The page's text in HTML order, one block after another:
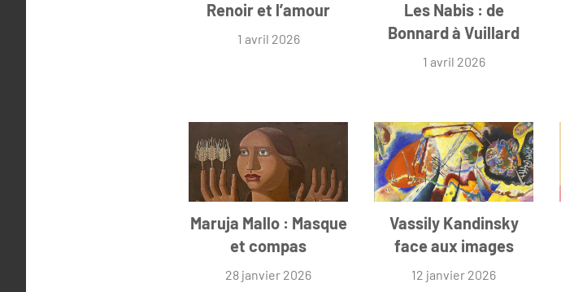
Renoir et l’amour
1 avril 2026
Les Nabis : de
Bonnard à Vuillard
1 avril 2026
Maruja Mallo : Masque
et compas
28 janvier 2026
Vassily Kandinsky
face aux images
12 janvier 2026